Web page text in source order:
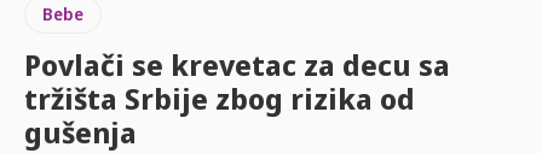
Bebe
Povlači se krevetac za decu sa
tržišta Srbije zbog rizika od
gušenja